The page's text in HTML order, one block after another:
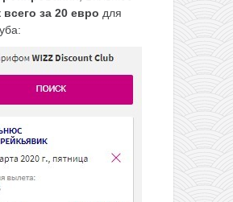
всего за 20 евро для